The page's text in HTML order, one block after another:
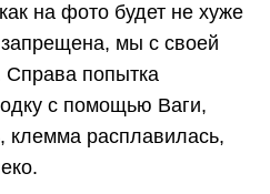
на фото будет не хуже
мы с своей
Справа попытка
с помощью Ваги,
клемма расплавилась,